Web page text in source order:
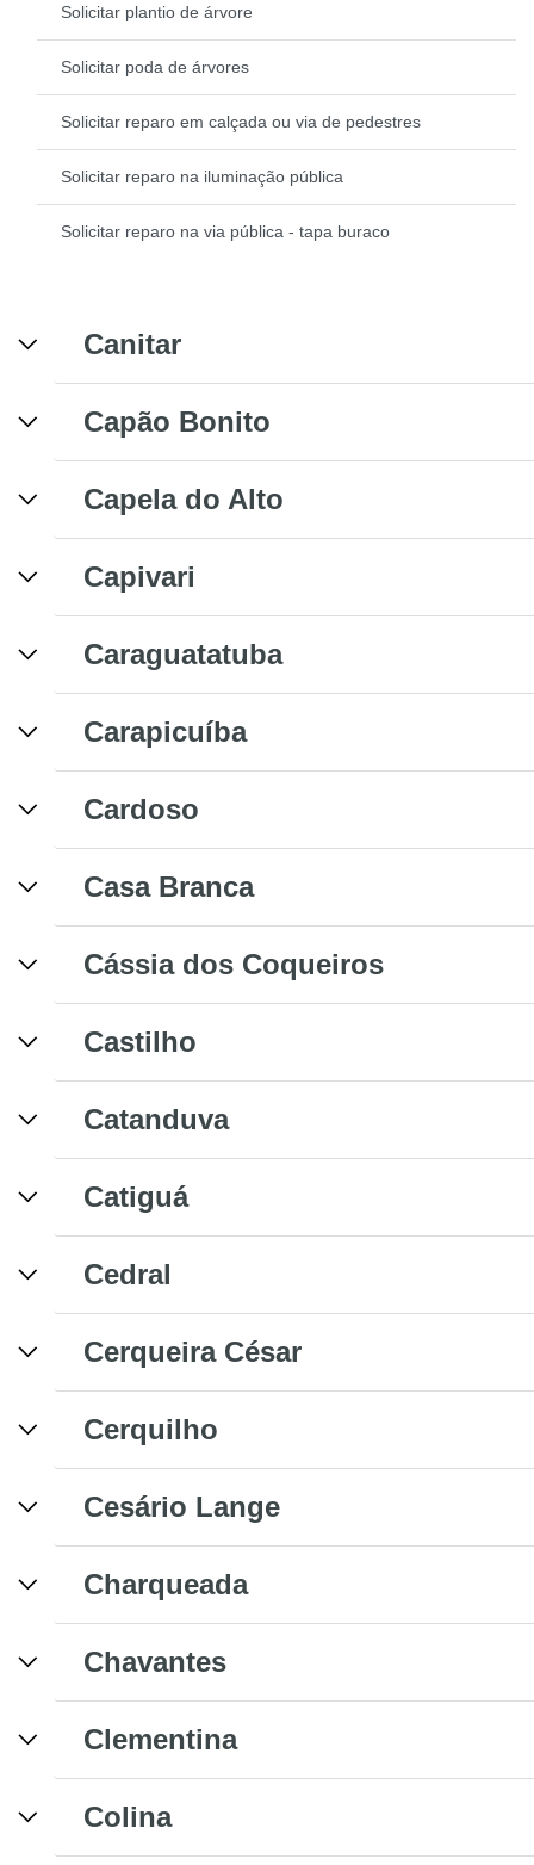
Solicitar plantio de árvore
Solicitar poda de árvores
Solicitar reparo em calçada ou via de pedestres
Solicitar reparo na iluminação pública
Solicitar reparo na via pública - tapa buraco
Canitar
Capão Bonito
Capela do Alto
Capivari
Caraguatatuba
Carapicuíba
Cardoso
Casa Branca
Cássia dos Coqueiros
Castilho
Catanduva
Catiguá
Cedral
Cerqueira César
Cerquilho
Cesário Lange
Charqueada
Chavantes
Clementina
Colina